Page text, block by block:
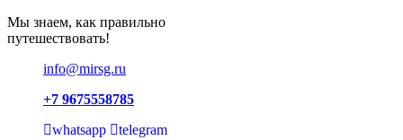
Мы знаем, как правильно
путешествовать!
info@mirsg.ru
+7 9675558785
whatsapp
telegram